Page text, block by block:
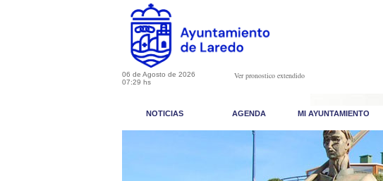
06 de Agosto de 2026
07:29 hs
Ver pronostico extendido
NOTICIAS AGENDA MI AYUNTAMIENTO